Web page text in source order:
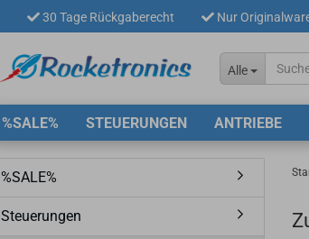
30 Tage Rückgaberecht Nur
Alle
%SALE% STEUERUNGEN ANTRIEBE
%SALE%
Steuerungen